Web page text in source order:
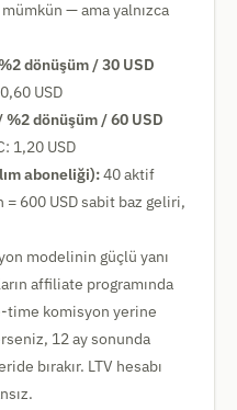
— ama yalnızca
dönüşüm / 30 USD
USD
dönüşüm / 60 USD
1,20 USD
aboneliği):40 aktif
600 USD sabit baz geliri,
modelinin güçlü yanı
affiliate programında
time komisyon yerine
12 ay sonunda
bırakır. LTV hesabı